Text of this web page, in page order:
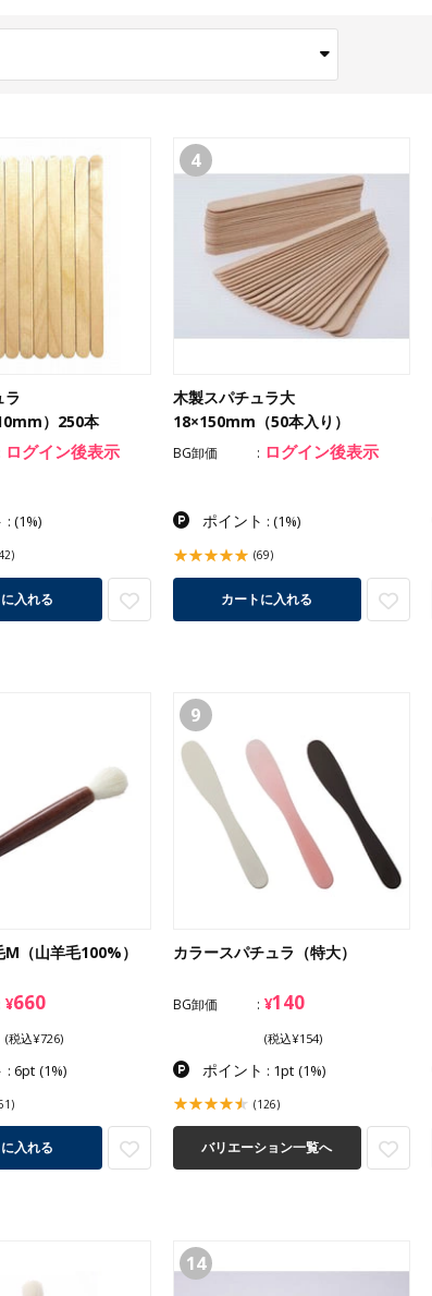
ラ
）250本
ログイン後表示
: (1%)
入れる
4
木製スパチュラ大
18×150mm（50本入り）
BG卸価 ログイン後表示
ポイント : (1%)
(69)
カートに入れる
（山羊毛100%）
¥660
(税込¥726)
: 6pt (1%)
入れる
9
カラースパチュラ（特大）
BG卸価 ¥140
(税込¥154)
ポイント : 1pt (1%)
(126)
バリエーション一覧へ
14